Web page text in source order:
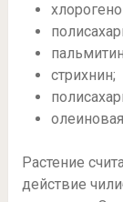
стрихнин;
Растение
действие